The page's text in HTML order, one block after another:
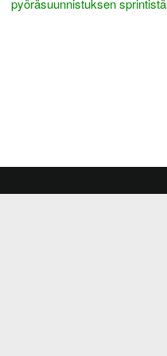
pyöräsuunnistuksen sprintistä